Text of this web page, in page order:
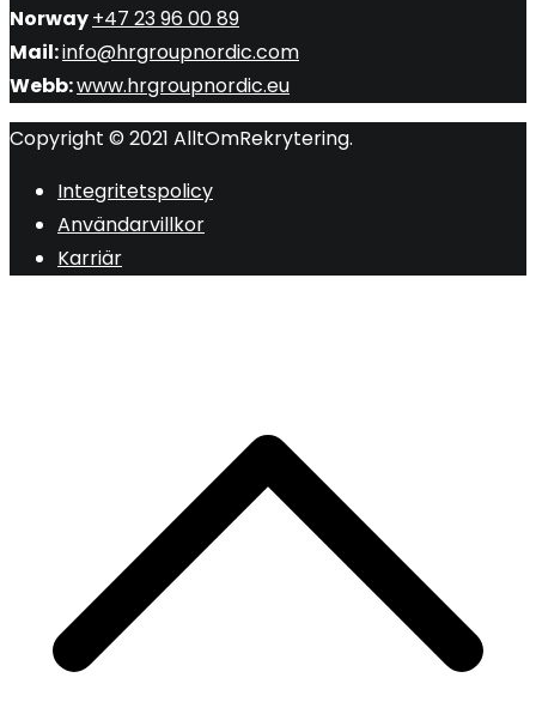
Norway+47 23 96 00 89
Mail:info@hrgroupnordic.com
Webb:www.hrgroupnordic.eu
Copyright © 2021 AlltOmRekrytering.
Integritetspolicy
Användarvillkor
Karriär